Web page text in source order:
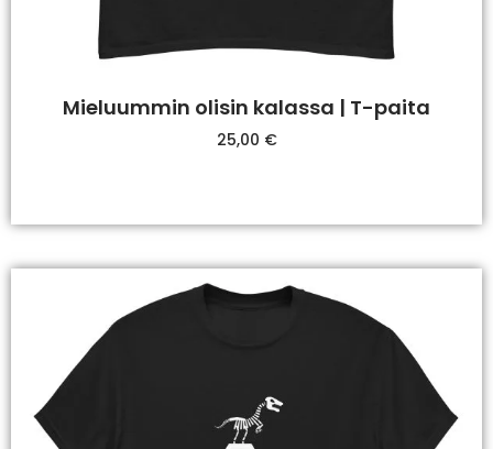
Mieluummin olisin kalassa | T-paita
25,00 €